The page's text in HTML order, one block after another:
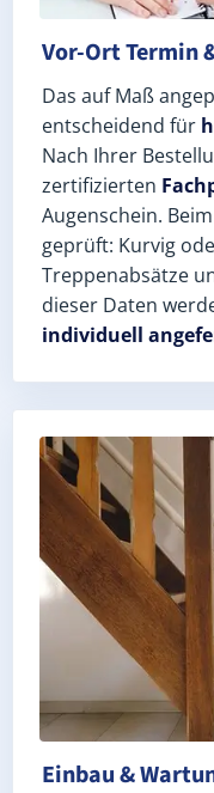
Vor-Ort Termin
Das auf Maß
entscheidend für
Nach Ihrer
zertifizierten
Augenschein.
geprüft: Kurvig
Treppenabsätze
dieser Daten
individuell
Schneller,
Einbau &